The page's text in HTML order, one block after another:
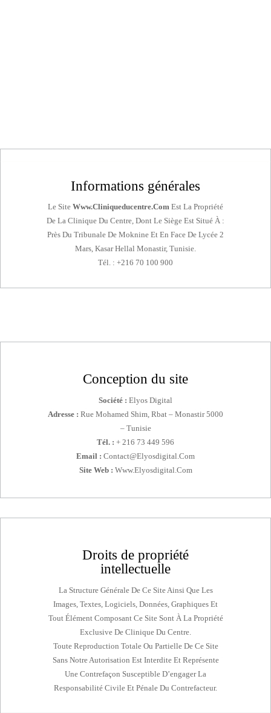
Informations générales
Le Site Www.cliniqueducentre.com Est La Propriété
De La Clinique Du Centre, Dont Le Siège Est Situé À :
Près Du Tribunale De Moknine Et En Face De Lycée 2
Mars, Kasar Hellal Monastir, Tunisie.
Tél. : +216 70 100 900
Conception du site
Société : Elyos Digital
Adresse : Rue Mohamed Shim, Rbat – Monastir 5000
– Tunisie
Tél. : + 216 73 449 596
Email : Contact@elyosdigital.com
Site Web : Www.elyosdigital.com
Droits de propriété
intellectuelle
La Structure Générale De Ce Site Ainsi Que Les
Images, Textes, Logiciels, Données, Graphiques Et
Tout Élément Composant Ce Site Sont À La Propriété
Exclusive De Clinique Du Centre.
Toute Reproduction Totale Ou Partielle De Ce Site
Sans Notre Autorisation Est Interdite Et Représente
Une Contrefaçon Susceptible D’engager La
Responsabilité Civile Et Pénale Du Contrefacteur.